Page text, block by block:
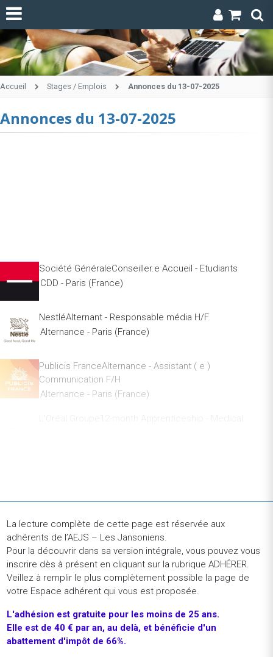
Accueil Stages / Emplois Annonces du 13-07-2025
La lecture complète de cette page est réservée aux
adhérents de l’AEJS – Les Jansoniens.
Pour la découvrir dans sa version intégrale, vous pouvez vous
inscrire dès à présent en cliquant sur la rubrique ADHÉRER.
Veillez à remplir le plus complètement possible la page de
votre Espace adhérent qui vous est proposée.
L'adhésion est gratuite pour les moins de 25 ans.
Elle est de 40 € par an, au delà, et bénéficie d'un
abattement d'impôt de 66%.
Annonces du 13-07-2025
Société GénéraleConseiller.e Accueil - Etudiants
CDD - Paris (France)
NestléAlternant - Responsable média H/F
Alternance - Paris (France)
Publicis FranceAlternance - Assistant ( e )
Communication F/H
Alternance - Paris (France)
L'Oréal Groupe12-month Apprenticeship - Medical
Stage - Paris (France)
AFD - Agence Française de DéveloppementSTAGE -
DISPOSITIF DE GESTION DES RECLAMATIONS
ENVIRONNEMENTALES ET SOCIALES (E&S) AFD - H/F
Stage - Paris (France)
GIE AXAInternship - Compliance Data Analyts -
September 2025
Stage - Paris (France)